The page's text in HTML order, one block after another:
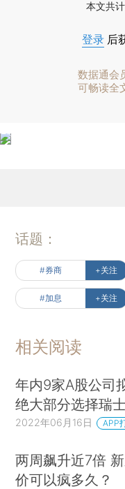
本文共
登录 后
数据通会
可畅读全
话题：
#券商 +关注
#加息 +关注
相关阅读
年内9家A股公司
绝大部分选择瑞
2022年06月16日 APP
两周飙升近7倍
价可以疯多久？